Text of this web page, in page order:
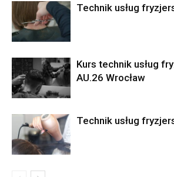
Technik usług
Kurs technik usług
AU.26 Wrocław
Technik usług